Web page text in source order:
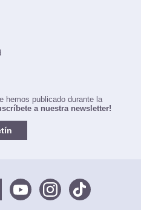
hemos publicado durante la
a nuestra newsletter!